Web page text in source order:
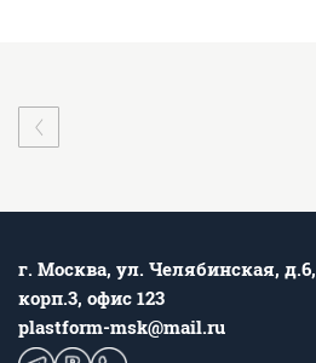
г. Москва, ул. Челябинская, д.6,
корп.3, офис 123
plastform-msk@mail.ru